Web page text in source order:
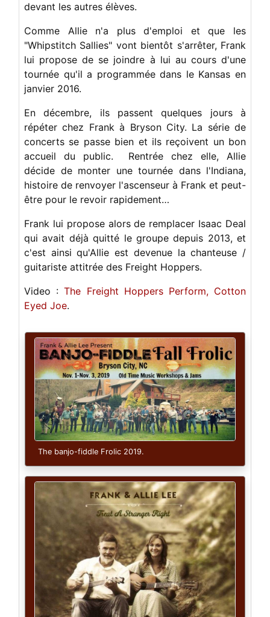
devant les autres élèves.
Comme Allie n'a plus d'emploi et que les
"Whipstitch Sallies" vont bientôt s'arrêter, Frank
lui propose de se joindre à lui au cours d'une
tournée qu'il a programmée dans le Kansas en
janvier 2016.
En décembre, ils passent quelques jours à
répéter chez Frank à Bryson City. La série de
concerts se passe bien et ils reçoivent un bon
accueil du public. Rentrée chez elle, Allie
décide de monter une tournée dans l'Indiana,
histoire de renvoyer l'ascenseur à Frank et peut-
être pour le revoir rapidement…
Frank lui propose alors de remplacer Isaac Deal
qui avait déjà quitté le groupe depuis 2013, et
c'est ainsi qu'Allie est devenue la chanteuse /
guitariste attitrée des Freight Hoppers.
Video :The Freight Hoppers Perform, Cotton
Eyed Joe.
The banjo-fiddle Frolic 2019.